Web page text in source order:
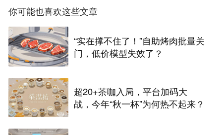
你可能也喜欢这些文章
“实在撑不住了！”自助烤肉批量关
门，低价模型失效了？
超20+茶咖入局，平台加码大
战，今年“秋一杯”为何热不起来？